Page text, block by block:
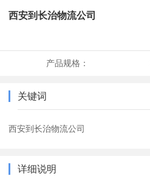
西安到长治物流公司
产品规格：
关键词
西安到长治物流公司
详细说明